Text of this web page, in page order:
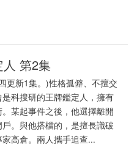
第2集
更新1集。)性格孤僻、不擅交
科搜研的王牌鑑定人，擁有
某起事件之後，他選擇離開
。與他搭檔的，是擅長識破
高倉。兩人攜手追查...